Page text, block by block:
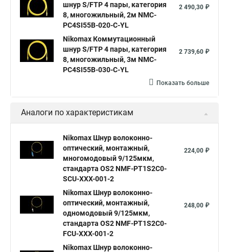
шнур S/FTP 4 пары, категория
8, многожильный, 2м NMC-
PC4SI55B-020-C-YL
2 490,30 ₽
Nikomax Коммутационный
шнур S/FTP 4 пары, категория
8, многожильный, 3м NMC-
PC4SI55B-030-C-YL
2 739,60 ₽
Показать больше
Аналоги по характеристикам
Nikomax Шнур волоконно-
оптический, монтажный,
многомодовый 9/125мкм,
стандарта OS2 NMF-PT1S2C0-
SCU-XXX-001-2
224,00 ₽
Nikomax Шнур волоконно-
оптический, монтажный,
одномодовый 9/125мкм,
стандарта OS2 NMF-PT1S2C0-
FCU-XXX-001-2
248,00 ₽
Nikomax Шнур волоконно-